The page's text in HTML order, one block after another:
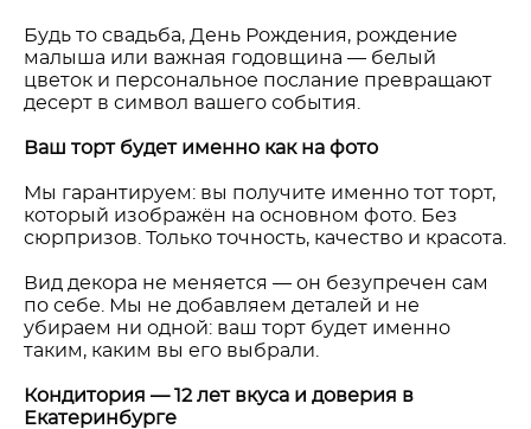
Будь то свадьба, День Рождения, рождение
малыша или важная годовщина — белый
цветок и персональное послание превращают
десерт в символ вашего события.
Ваш торт будет именно как на фото
Мы гарантируем: вы получите именно тот торт,
который изображён на основном фото. Без
сюрпризов. Только точность, качество и красота.
Вид декора не меняется — он безупречен сам
по себе. Мы не добавляем деталей и не
убираем ни одной: ваш торт будет именно
таким, каким вы его выбрали.
Кондитория — 12 лет вкуса и доверия в
Екатеринбурге